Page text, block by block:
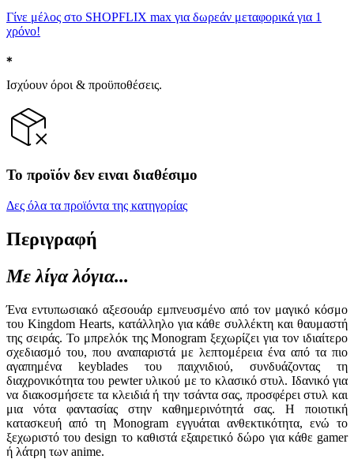
Γίνε μέλος στο SHOPFLIX max για δωρεάν μεταφορικά για 1
χρόνο!
Ισχύουν όροι & προϋποθέσεις.
Το προϊόν δεν ειναι διαθέσιμο
Δες όλα τα προϊόντα της κατηγορίας
Περιγραφή
Με λίγα λόγια...
Ένα εντυπωσιακό αξεσουάρ εμπνευσμένο από τον μαγικό κόσμο
του Kingdom Hearts, κατάλληλο για κάθε συλλέκτη και θαυμαστή
της σειράς. Το μπρελόκ της Monogram ξεχωρίζει για τον ιδιαίτερο
σχεδιασμό του, που αναπαριστά με λεπτομέρεια ένα από τα πιο
αγαπημένα keyblades του παιχνιδιού, συνδυάζοντας τη
διαχρονικότητα του pewter υλικού με το κλασικό στυλ. Ιδανικό για
να διακοσμήσετε τα κλειδιά ή την τσάντα σας, προσφέρει στυλ και
μια νότα φαντασίας στην καθημερινότητά σας. Η ποιοτική
κατασκευή από τη Monogram εγγυάται ανθεκτικότητα, ενώ το
ξεχωριστό του design το καθιστά εξαιρετικό δώρο για κάθε gamer
ή λάτρη των anime.